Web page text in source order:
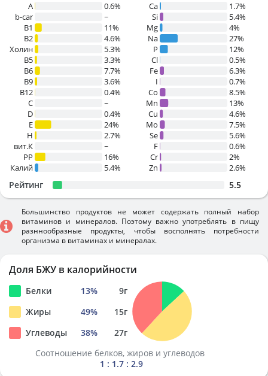
A
0.6%
b-car
~
В1
11%
B2
4.6%
Холин
5.3%
B5
3.3%
B6
7.7%
B9
3.6%
B12
0.4%
C
~
D
0.4%
E
24%
H
2.7%
вит.К
~
PP
16%
Калий
5.4%
Ca
1.7%
Si
5.4%
Mg
4%
Na
27%
P
12%
Cl
0.5%
Fe
6.3%
I
0.7%
Co
8.5%
Mn
13%
Cu
4.6%
Mo
7.5%
Se
5.6%
F
0.6%
Cr
2%
Zn
2.6%
Рейтинг 5.5
Большинство продуктов не может содержать полный набор
витаминов и минералов. Поэтому важно употреблять в пищу
разннообразные продукты, чтобы восполнять потребности
организма в витаминах и минералах.
Доля БЖУ в калорийности
Белки 13% 9г
Жиры
49% 15г
Углеводы
38% 27г
Соотношение белков, жиров и углеводов
1 : 1.7 : 2.9